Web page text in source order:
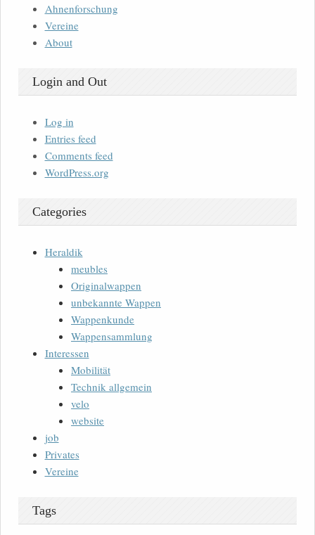
Ahnenforschung
Vereine
About
Login and Out
Log in
Entries feed
Comments feed
WordPress.org
Categories
Heraldik
meubles
Originalwappen
unbekannte Wappen
Wappenkunde
Wappensammlung
Interessen
Mobilität
Technik allgemein
velo
website
job
Privates
Vereine
Tags